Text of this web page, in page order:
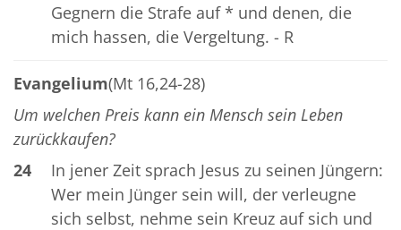
Gegnern die Strafe auf * und denen, die
mich hassen, die Vergeltung. - R
Evangelium(Mt 16,24-28)
Um welchen Preis kann ein Mensch sein Leben
zurückkaufen?
24
In jener Zeit sprach Jesus zu seinen Jüngern:
Wer mein Jünger sein will, der verleugne
sich selbst, nehme sein Kreuz auf sich und